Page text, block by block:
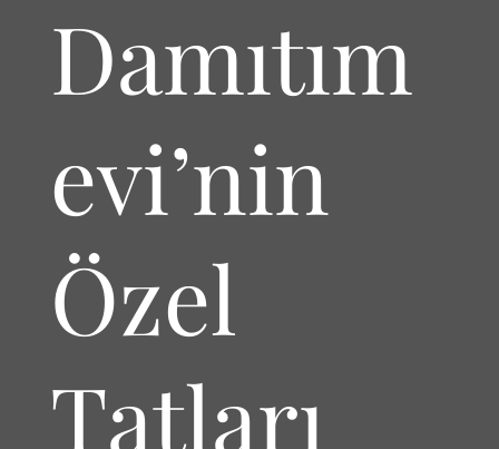
Damıtım
evi’nin
Özel
Tatları